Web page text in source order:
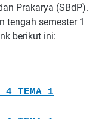
Prakarya (SBdP).
tengah semester 1
berikut ini:
4 TEMA 1